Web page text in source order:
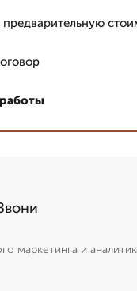
предварительную
маркетинга и